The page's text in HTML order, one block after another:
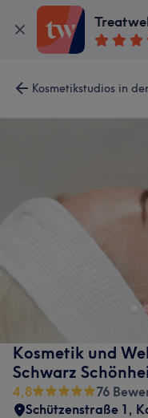
Kosmetikstudios in
Kosmetik und
Schwarz
4,8
76
Schützenstraße 1,